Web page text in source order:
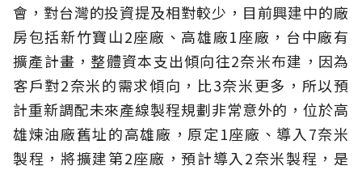
會，對台灣的投資提及相對較少，目前興建中的廠
房包括新竹寶山2座廠、高雄廠1座廠，台中廠有
擴產計畫，整體資本支出傾向往2奈米布建，因為
客戶對2奈米的需求傾向，比3奈米更多，所以預
計重新調配未來產線製程規劃非常意外的，位於高
雄煉油廠舊址的高雄廠，原定1座廠、導入7奈米
製程，將擴建第2座廠，預計導入2奈米製程，是